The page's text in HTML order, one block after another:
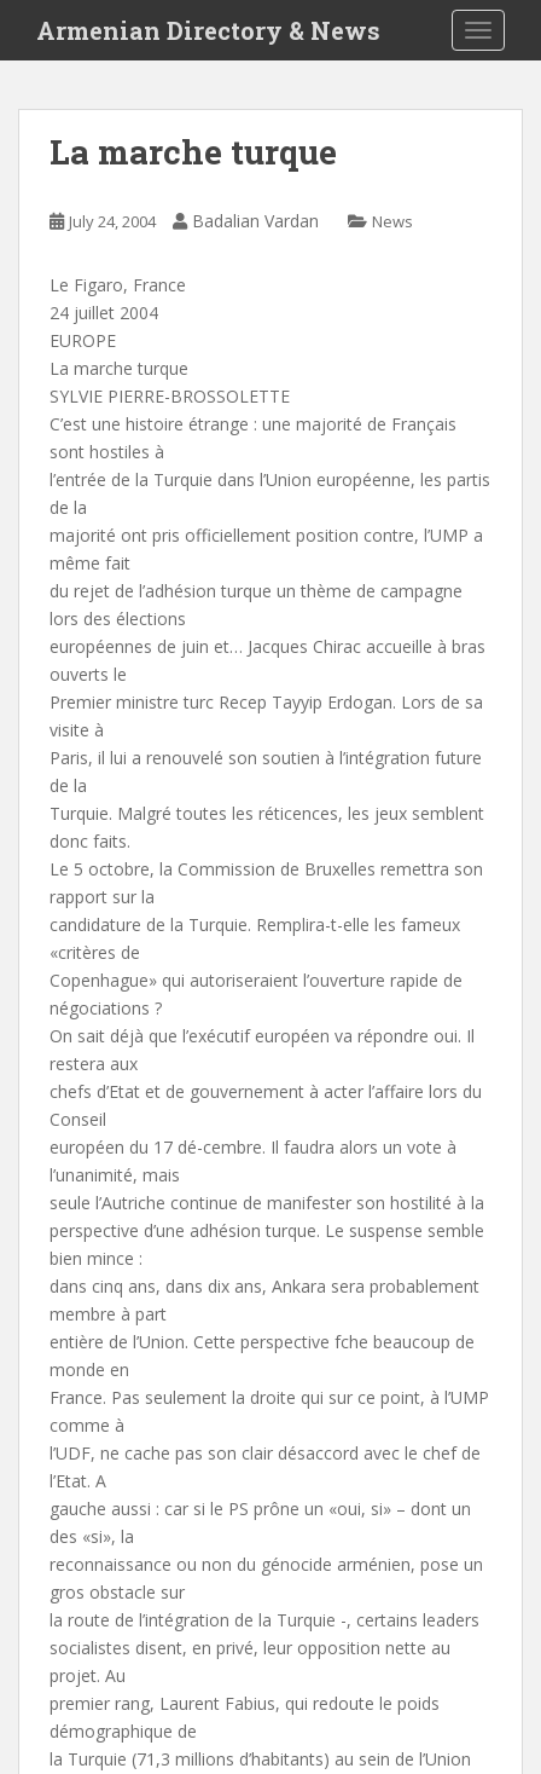
i
Armenian Directory & News
La marche turque
July 24, 2004 Badalian Vardan News
Le Figaro, France
24 juillet 2004
EUROPE
La marche turque
SYLVIE PIERRE-BROSSOLETTE
C’est une histoire étrange : une majorité de Français
sont hostiles à
l’entrée de la Turquie dans l’Union européenne, les partis
de la
majorité ont pris officiellement position contre, l’UMP a
même fait
du rejet de l’adhésion turque un thème de campagne
lors des élections
européennes de juin et… Jacques Chirac accueille à bras
ouverts le
Premier ministre turc Recep Tayyip Erdogan. Lors de sa
visite à
Paris, il lui a renouvelé son soutien à l’intégration future
de la
Turquie. Malgré toutes les réticences, les jeux semblent
donc faits.
Le 5 octobre, la Commission de Bruxelles remettra son
rapport sur la
candidature de la Turquie. Remplira-t-elle les fameux
«critères de
Copenhague» qui autoriseraient l’ouverture rapide de
négociations ?
On sait déjà que l’exécutif européen va répondre oui. Il
restera aux
chefs d’Etat et de gouvernement à acter l’affaire lors du
Conseil
européen du 17 dé-cembre. Il faudra alors un vote à
l’unanimité, mais
seule l’Autriche continue de manifester son hostilité à la
perspective d’une adhésion turque. Le suspense semble
bien mince :
dans cinq ans, dans dix ans, Ankara sera probablement
membre à part
entière de l’Union. Cette perspective fche beaucoup de
monde en
France. Pas seulement la droite qui sur ce point, à l’UMP
comme à
l’UDF, ne cache pas son clair désaccord avec le chef de
l’Etat. A
gauche aussi : car si le PS prône un «oui, si» – dont un
des «si», la
reconnaissance ou non du génocide arménien, pose un
gros obstacle sur
la route de l’intégration de la Turquie -, certains leaders
socialistes disent, en privé, leur opposition nette au
projet. Au
premier rang, Laurent Fabius, qui redoute le poids
démographique de
la Turquie (71,3 millions d’habitants) au sein de l’Union